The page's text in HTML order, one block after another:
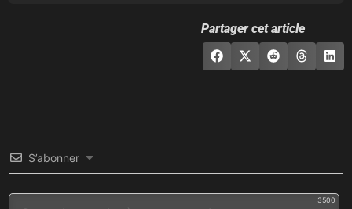
Partager cet article
S’abonner
3500